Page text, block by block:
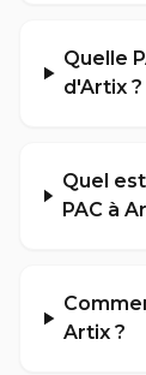
Quelle
d'Artix ?
Quel
PAC à
Artix ?